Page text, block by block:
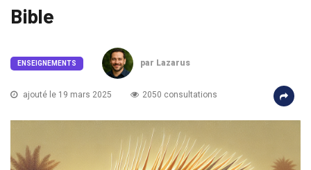
Bible
ENSEIGNEMENTS par Lazarus
ajouté le 19 mars 2025 2050 consultations